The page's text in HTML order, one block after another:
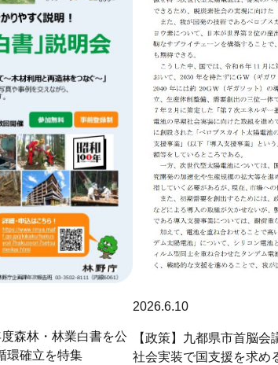
森林・林業白書を公
環確立を特集
2026.6.10
【政策】九都県市首脳
社会実装で国支援を求め